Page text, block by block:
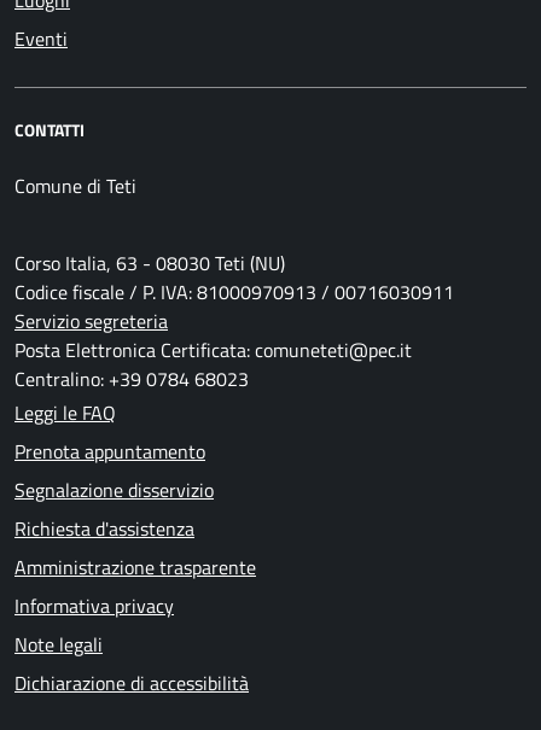
Eventi
CONTATTI
Comune di Teti
Corso Italia, 63 - 08030 Teti (NU)
Codice fiscale / P. IVA: 81000970913 / 00716030911
Servizio segreteria
Posta Elettronica Certificata: comuneteti@pec.it
Centralino: +39 0784 68023
Leggi le FAQ
Prenota appuntamento
Segnalazione disservizio
Richiesta d'assistenza
Amministrazione trasparente
Informativa privacy
Note legali
Dichiarazione di accessibilità